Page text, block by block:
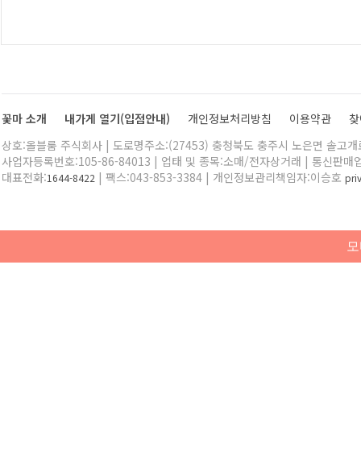
꽃마 소개 내가게 열기(입점안내) 개인정보처리방침 이용약관
상호:올블룸 주식회사 | 도로명주소:(27453) 충청북도 충주시 노은면 솔고
사업자등록번호:105-86-84013 | 업태 및 종목:소매/전자상거래 | 통신판매
대표전화:1644-8422 | 팩스:043-853-3384 | 개인정보관리책임자:이승호